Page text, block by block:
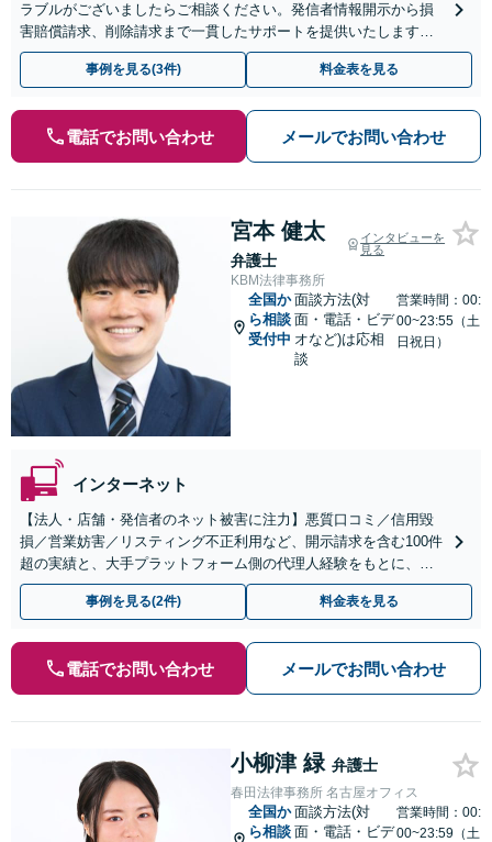
ラブルがございましたらご相談ください。発信者情報開示から損
害賠償請求、削除請求まで一貫したサポートを提供いたします「V
tuber関連、SNSアカウント凍結、AI関連のトラブルなど」
事例を見る(3件) 料金表を見る
電話でお問い合わせ メールでお問い合わせ
宮本 健太
弁護士
インタビューを
見る
KBM法律事務所
全国か
ら相談
受付中
面談方法(対
面・電話・ビデ
オなど)は応相
談
営業時間：00:
00~23:55（土
日祝日）
インターネット
【法人・店舗・発信者のネット被害に注力】悪質口コミ／信用毀
損／営業妨害／リスティング不正利用など、開示請求を含む100件
超の実績と、大手プラットフォーム側の代理人経験をもとに、ス
ピード対応【初回相談原則30分まで無料・即日/夜間面談可】
事例を見る(2件) 料金表を見る
電話でお問い合わせ メールでお問い合わせ
小柳津 緑 弁護士
春田法律事務所 名古屋オフィス
全国か
ら相談
面談方法(対
面・電話・ビデ
営業時間：00:
00~23:59（土